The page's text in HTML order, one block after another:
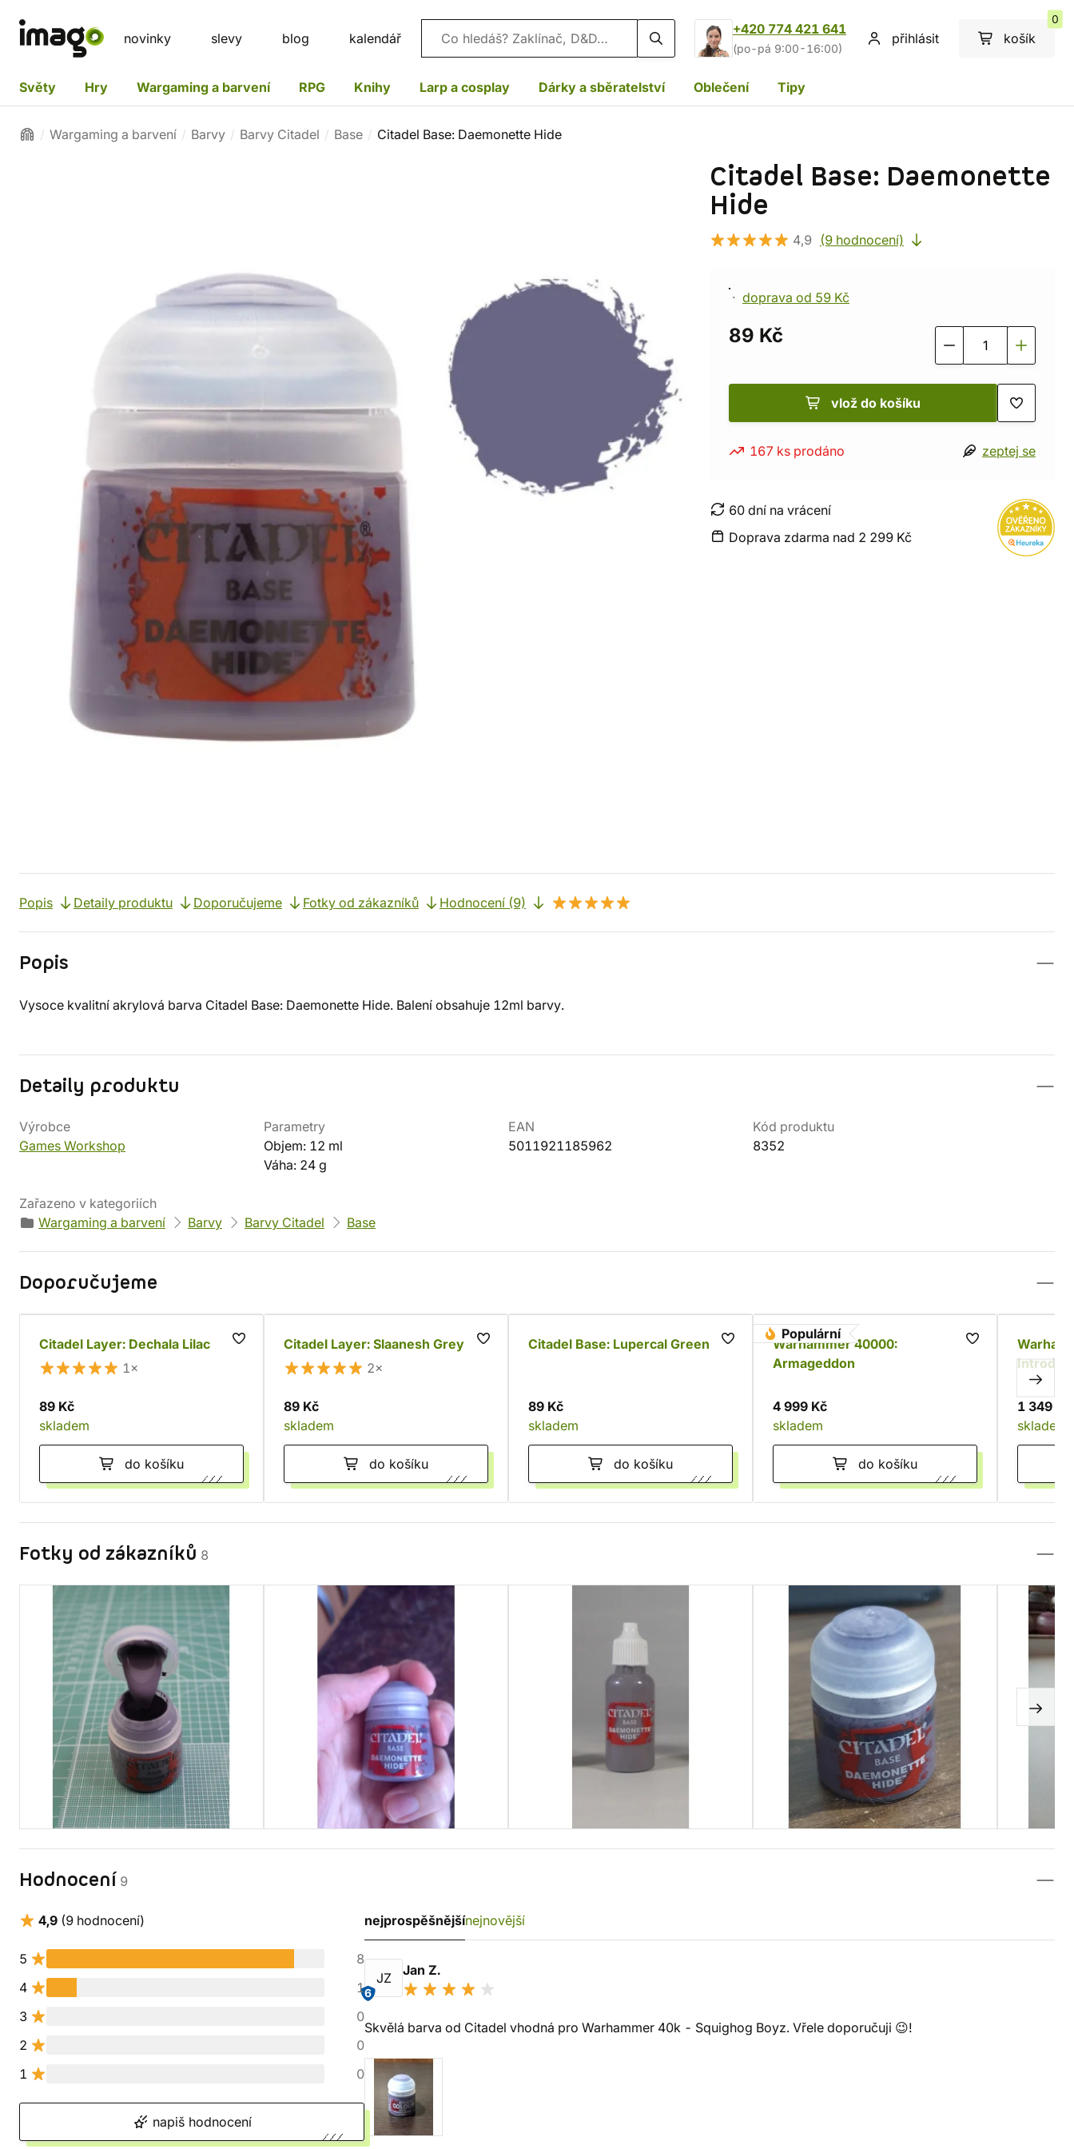
novinky slevy blog kalendář Vyhledávání
+420 774 421 641
(po-pá 9:00-16:00)
přihlásit košík
0
Světy Hry Wargaming a barvení RPG Knihy Larp a cosplay Dárky a sběratelství Oblečení Tipy
Wargaming a barvení Barvy Barvy Citadel Base Citadel Base: Daemonette Hide
Citadel Base: Daemonette
Hide
4,9 (9 hodnocení)
doprava od 59 Kč
89 Kč
vlož do košíku
167 ks prodáno zeptej se
60 dní na vrácení
Doprava zdarma nad 2 299 Kč
Popis Detaily produktu Doporučujeme Fotky od zákazníků Hodnocení (9)
Popis
Vysoce kvalitní akrylová barva Citadel Base: Daemonette Hide. Balení obsahuje 12ml barvy.
Detaily produktu
Výrobce
Games Workshop
Parametry
Objem: 12 ml
Váha: 24 g
EAN
5011921185962
Kód produktu
8352
Zařazeno v kategoriích
Wargaming a barvení
Barvy Barvy Citadel Base
Doporučujeme
Citadel Layer: Dechala Lilac
1×
89 Kč
skladem
do košíku
Citadel Layer: Slaanesh Grey
2×
89 Kč
skladem
do košíku
Citadel Base: Lupercal Green
89 Kč
skladem
do košíku
Populární
Warhammer 40000:
Armageddon
4 999 Kč
skladem
do košíku
1 349 Kč
skladem
Fotky od zákazníků 8
Hodnocení 9
4,9 (9 hodnocení)
5
8
4
1
3
0
2
0
1
0
napiš hodnocení
nejprospěšnějšínejnovější
JZ
6
Jan Z.
Skvělá barva od Citadel vhodná pro Warhammer 40k - Squighog Boyz. Vřele doporučuji 😉!